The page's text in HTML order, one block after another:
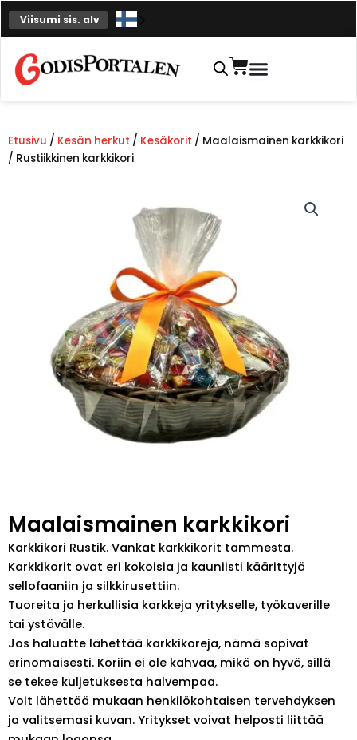
Siirry
sisältöön
Viisumi sis. alv
Ostoskori
Etusivu / Kesän herkut / Kesäkorit / Maalaismainen karkkikori
/ Rustiikkinen karkkikori
Maalaismainen karkkikori
Karkkikori Rustik. Vankat karkkikorit tammesta.
Karkkikorit ovat eri kokoisia ja kauniisti käärittyjä
sellofaaniin ja silkkirusettiin.
Tuoreita ja herkullisia karkkeja yritykselle, työkaverille
tai ystävälle.
Jos haluatte lähettää karkkikoreja, nämä sopivat
erinomaisesti. Koriin ei ole kahvaa, mikä on hyvä, sillä
se tekee kuljetuksesta halvempaa.
Voit lähettää mukaan henkilökohtaisen tervehdyksen
ja valitsemasi kuvan. Yritykset voivat helposti liittää